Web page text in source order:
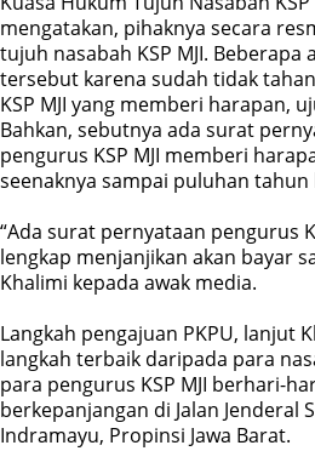
mengatakan, pihaknya secara
tujuh nasabah KSP MJI.
tersebut karena sudah tidak
KSP MJI yang memberi harapan,
Bahkan, sebutnya ada surat
pengurus KSP MJI memberi
seenaknya sampai puluhan tahun
“Ada surat pernyataan pengurus
lengkap menjanjikan akan bayar
Khalimi kepada awak media.
Langkah pengajuan PKPU, lanjut
langkah terbaik daripada para
para pengurus KSP MJI berhari-
berkepanjangan di Jalan Jenderal
Indramayu, Propinsi Jawa Barat.